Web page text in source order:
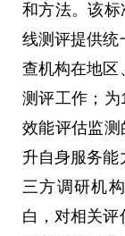
和方法。该
线测评提供统
查机构在地区
测评工作；为
效能评估监
升自身服务能
三方调研机
白，对相关评